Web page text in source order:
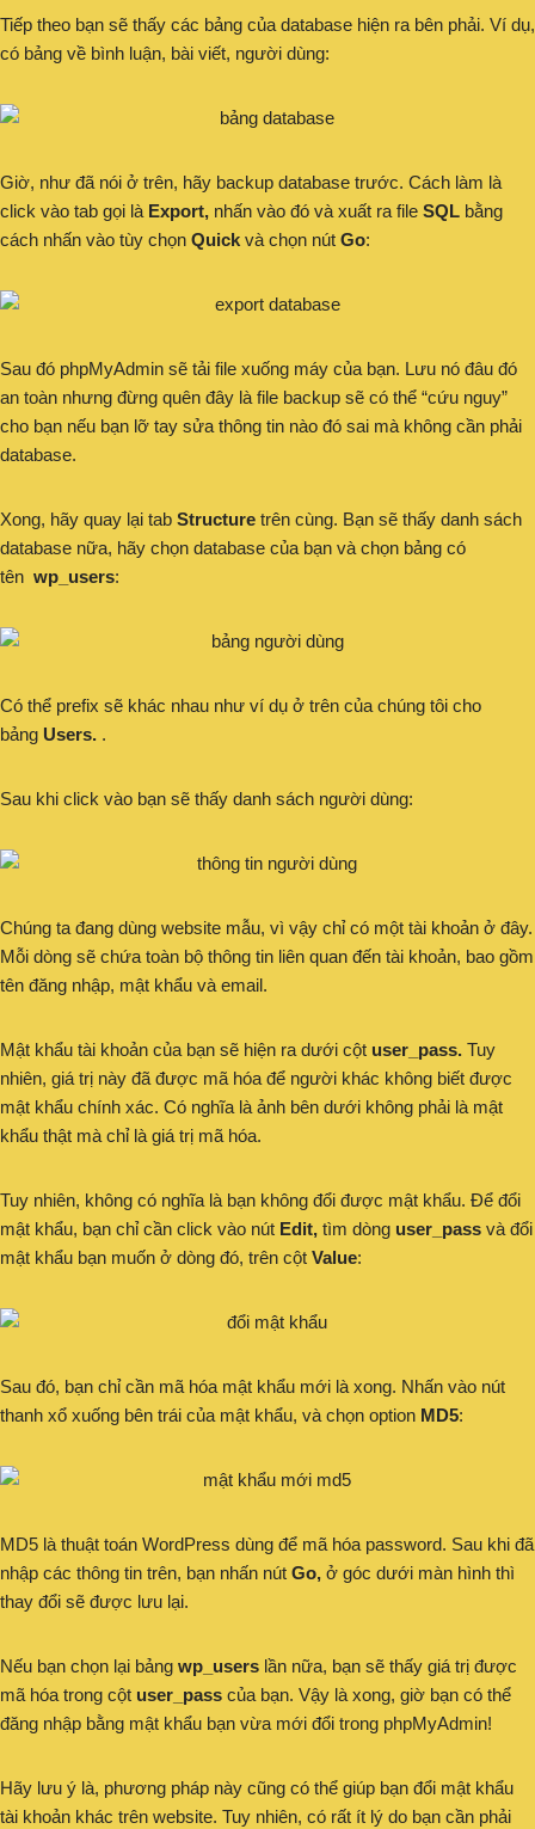
Tiếp theo bạn sẽ thấy các bảng của database hiện ra bên phải. Ví dụ,
có bảng về bình luận, bài viết, người dùng:
Giờ, như đã nói ở trên, hãy backup database trước. Cách làm là
click vào tab gọi là Export, nhấn vào đó và xuất ra file SQL bằng
cách nhấn vào tùy chọn Quick và chọn nút Go:
Sau đó phpMyAdmin sẽ tải file xuống máy của bạn. Lưu nó đâu đó
an toàn nhưng đừng quên đây là file backup sẽ có thể “cứu nguy”
cho bạn nếu bạn lỡ tay sửa thông tin nào đó sai mà không cần phải
database.
Xong, hãy quay lại tab Structure trên cùng. Bạn sẽ thấy danh sách
database nữa, hãy chọn database của bạn và chọn bảng có
tên wp_users:
Có thể prefix sẽ khác nhau như ví dụ ở trên của chúng tôi cho
bảng Users. .
Sau khi click vào bạn sẽ thấy danh sách người dùng:
Chúng ta đang dùng website mẫu, vì vậy chỉ có một tài khoản ở đây.
Mỗi dòng sẽ chứa toàn bộ thông tin liên quan đến tài khoản, bao gồm
tên đăng nhập, mật khẩu và email.
Mật khẩu tài khoản của bạn sẽ hiện ra dưới cột user_pass. Tuy
nhiên, giá trị này đã được mã hóa để người khác không biết được
mật khẩu chính xác. Có nghĩa là ảnh bên dưới không phải là mật
khẩu thật mà chỉ là giá trị mã hóa.
Tuy nhiên, không có nghĩa là bạn không đổi được mật khẩu. Để đổi
mật khẩu, bạn chỉ cần click vào nút Edit, tìm dòng user_pass và đổi
mật khẩu bạn muốn ở dòng đó, trên cột Value:
Sau đó, bạn chỉ cần mã hóa mật khẩu mới là xong. Nhấn vào nút
thanh xổ xuống bên trái của mật khẩu, và chọn option MD5:
MD5 là thuật toán WordPress dùng để mã hóa password. Sau khi đã
nhập các thông tin trên, bạn nhấn nút Go, ở góc dưới màn hình thì
thay đổi sẽ được lưu lại.
Nếu bạn chọn lại bảng wp_users lần nữa, bạn sẽ thấy giá trị được
mã hóa trong cột user_pass của bạn. Vậy là xong, giờ bạn có thể
đăng nhập bằng mật khẩu bạn vừa mới đổi trong phpMyAdmin!
Hãy lưu ý là, phương pháp này cũng có thể giúp bạn đổi mật khẩu
tài khoản khác trên website. Tuy nhiên, có rất ít lý do bạn cần phải